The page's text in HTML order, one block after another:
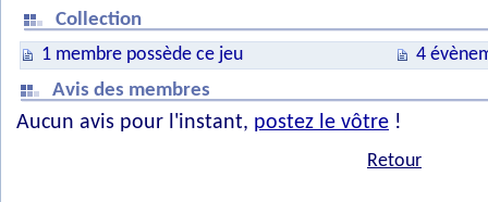
Collection
1 membre possède ce jeu
4
Avis des membres
Aucun avis pour l'instant, postez le vôtre !
Retour